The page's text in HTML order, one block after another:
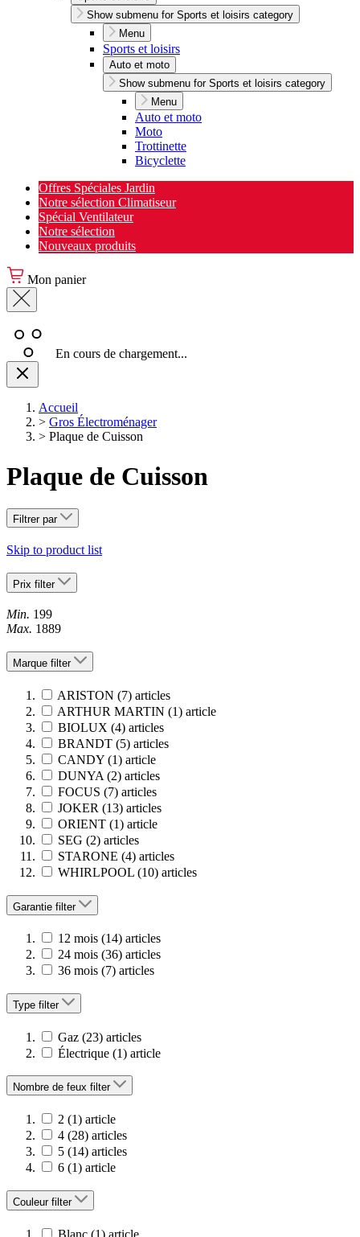
Show submenu for Sports et loisirs category
Menu
Sports et loisirs
Auto et moto
Show submenu for Sports et loisirs category
Menu
Auto et moto
Moto
Trottinette
Bicyclette
Offres Spéciales Jardin
Notre sélection Climatiseur
Spécial Ventilateur
Notre sélection
Nouveaux produits
Mon panier
En cours de chargement...
Accueil
> Gros Électroménager
> Plaque de Cuisson
Plaque de Cuisson
Filtrer par
Skip to product list
Prix filter
Min. 199
Max. 1889
Marque filter
ARISTON (7) articles
ARTHUR MARTIN (1) article
BIOLUX (4) articles
BRANDT (5) articles
CANDY (1) article
DUNYA (2) articles
FOCUS (7) articles
JOKER (13) articles
ORIENT (1) article
SEG (2) articles
STARONE (4) articles
WHIRLPOOL (10) articles
Garantie filter
12 mois (14) articles
24 mois (36) articles
36 mois (7) articles
Type filter
Gaz (23) articles
Électrique (1) article
Nombre de feux filter
2 (1) article
4 (28) articles
5 (14) articles
6 (1) article
Couleur filter
Blanc (1) article